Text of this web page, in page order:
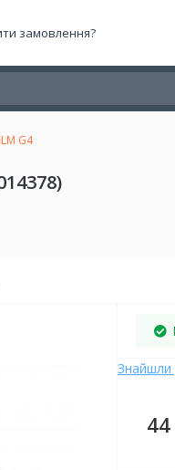
замовлення?
G4